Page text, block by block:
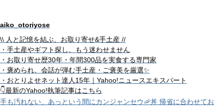
aiko_otoriyose
\\ 人と記憶を結ぶ、お取り寄せ&手土産 //
・手土産やギフト探し、もう迷わせません
・お取り寄せ歴30年・年間300品を実食する専門家
・褒められ、会話が弾む手土産・ご褒美を厳選✨
・おとりよせネット達人15年｜Yahoo!ニュースエキスパート
👇最新のYahoo!執筆記事はこちら
手も汚れない、あっという間にカンジャンセウ🦐丼 帰省に合わせてお